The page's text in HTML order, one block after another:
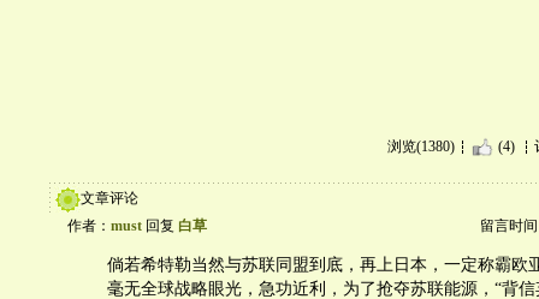
浏览(1380) (4)
文章评论
作者： must 回复 白草 留言时间
倘若希特勒当然与苏联同盟到底，再上日本，一定称霸欧
毫无全球战略眼光，急功近利，为了抢夺苏联能源，“背